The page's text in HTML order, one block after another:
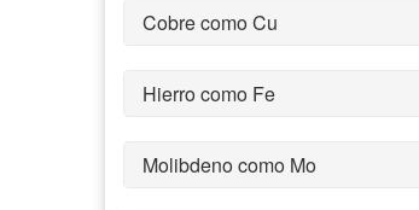
Cobre como Cu
Hierro como Fe
Molibdeno como Mo